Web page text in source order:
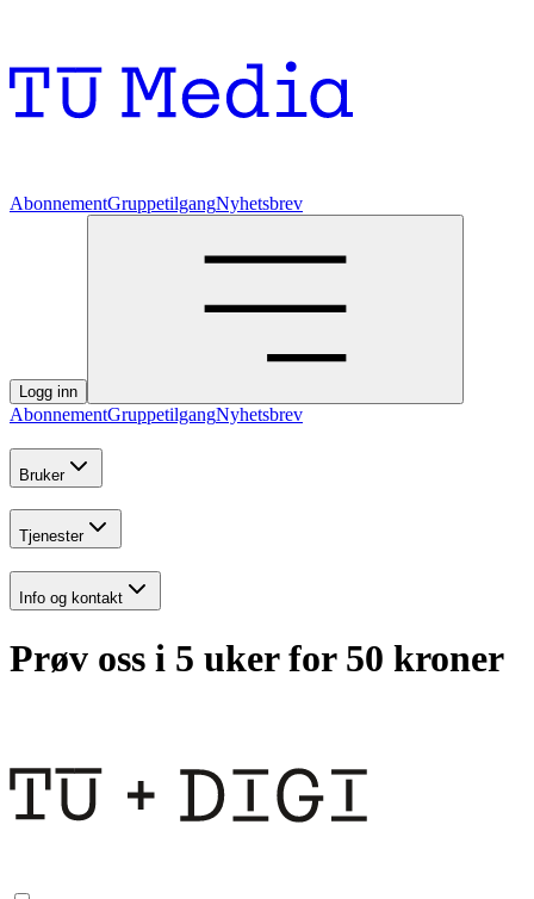
AbonnementGruppetilgangNyhetsbrev
Logg inn
AbonnementGruppetilgangNyhetsbrev
Bruker
Tjenester
Info og kontakt
Prøv oss i 5 uker for 50 kroner